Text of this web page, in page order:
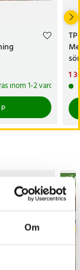
Om
inom 1-2 vardagar
1
1